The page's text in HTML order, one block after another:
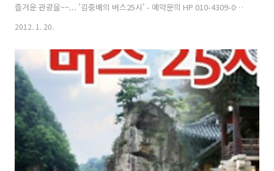
즐거운 관광을~~... '김중배의 버스25시' - 예약문의 HP 010-4309-0082
내관광, 김중배 기사, 각종모임, 행사, 관광 여행정보, 결혼식, OT, MT,
25인승, 45인승 버스 예약문의. 010-4309-0082 http://25bus.kr 입급
계좌번호 : 신한은행 100-028-366065 예금주 (주)버스25시 Email :
kjb60kjb@hanmail.net 안녕하세요. 25bus.kr에 오신 것을 ..
2012. 1. 20.